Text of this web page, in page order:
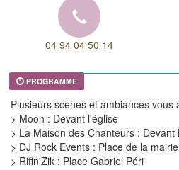
04 94 04 50 14
PROGRAMME
Plusieurs scènes et ambiances vous
> Moon : Devant l'église
> La Maison des Chanteurs :
> DJ Rock Events : Place de la mairie
> Riffn'Zik : Place Gabriel Péri